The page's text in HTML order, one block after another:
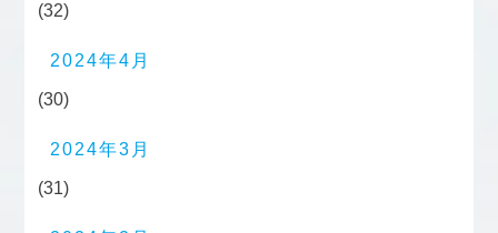
(32)
2024年4月
(30)
2024年3月
(31)